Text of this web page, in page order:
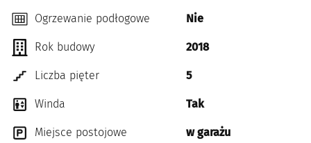
Ogrzewanie podłogowe Nie
Rok budowy 2018
Liczba pięter 5
Winda Tak
Miejsce postojowe w garażu